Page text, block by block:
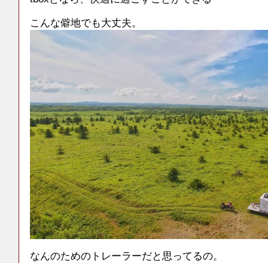
こんな僻地でも大丈夫。
なんのためのトレーラーだと思ってるの。